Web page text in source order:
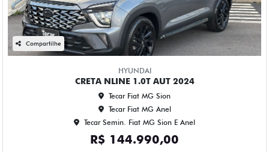
Compartilhe
HYUNDAI
CRETA NLINE 1.0T AUT 2024
Tecar Fiat MG Sion
Tecar Fiat MG Anel
Tecar Semin. Fiat MG Sion E Anel
R$ 144.990,00